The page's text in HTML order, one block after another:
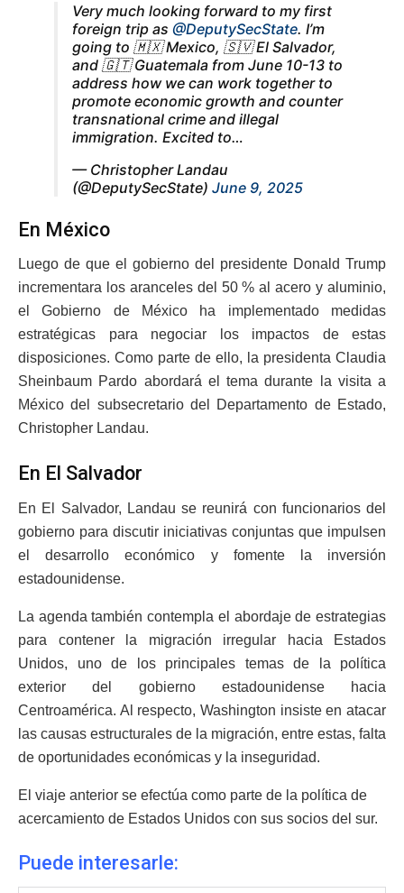
Very much looking forward to my first
foreign trip as @DeputySecState. I’m
going to 🇲🇽 Mexico, 🇸🇻 El Salvador,
and 🇬🇹 Guatemala from June 10-13 to
address how we can work together to
promote economic growth and counter
transnational crime and illegal
immigration. Excited to…
— Christopher Landau
(@DeputySecState) June 9, 2025
En México
Luego de que el gobierno del presidente Donald Trump
incrementara los aranceles del 50 % al acero y aluminio,
el Gobierno de México ha implementado medidas
estratégicas para negociar los impactos de estas
disposiciones. Como parte de ello, la presidenta Claudia
Sheinbaum Pardo abordará el tema durante la visita a
México del subsecretario del Departamento de Estado,
Christopher Landau.
En El Salvador
En El Salvador, Landau se reunirá con funcionarios del
gobierno para discutir iniciativas conjuntas que impulsen
el desarrollo económico y fomente la inversión
estadounidense.
La agenda también contempla el abordaje de estrategias
para contener la migración irregular hacia Estados
Unidos, uno de los principales temas de la política
exterior del gobierno estadounidense hacia
Centroamérica. Al respecto, Washington insiste en atacar
las causas estructurales de la migración, entre estas, falta
de oportunidades económicas y la inseguridad.
El viaje anterior se efectúa como parte de la política de
acercamiento de Estados Unidos con sus socios del sur.
Puede interesarle: